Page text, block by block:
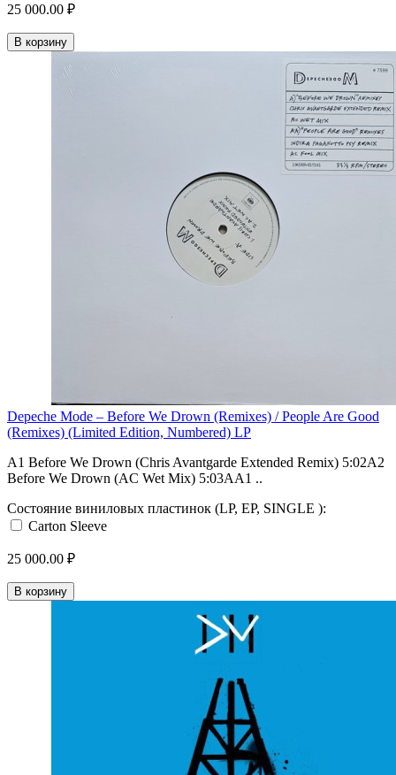
25 000.00 ₽
В корзину
Depeche Mode – Before We Drown (Remixes) / People Are Good
(Remixes) (Limited Edition, Numbered) LP
A1 Before We Drown (Chris Avantgarde Extended Remix) 5:02A2
Before We Drown (AC Wet Mix) 5:03AA1 ..
Состояние виниловых пластинок (LP, EP, SINGLE ):
Carton Sleeve
25 000.00 ₽
В корзину